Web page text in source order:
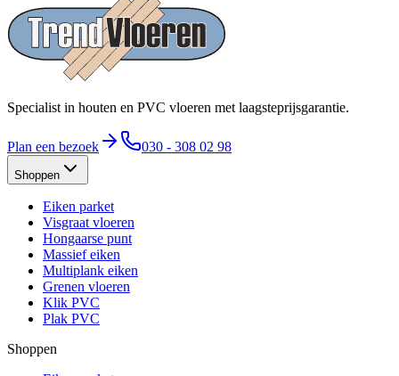
Specialist in houten en PVC vloeren met laagsteprijsgarantie.
Plan een bezoek 030 - 308 02 98
Shoppen
Eiken parket
Visgraat vloeren
Hongaarse punt
Massief eiken
Multiplank eiken
Grenen vloeren
Klik PVC
Plak PVC
Shoppen